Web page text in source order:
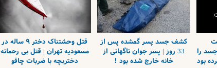
| جسد را
بود
کشف جسد پسر گمشده پس از
33 روز | پسر جوان ناگهانی از
خانه خارج شده بود !
قتل وحشتناک دختر ۹ ساله در
مسعودیه تهران | قتل بی رحمانه
دختربچه با ضربات چاقو